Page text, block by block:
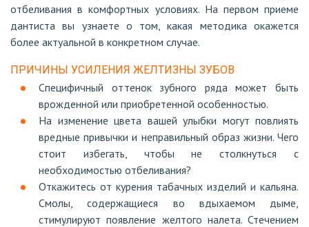
отбеливания в комфортных условиях. На первом приеме
дантиста вы узнаете о том, какая методика окажется
более актуальной в конкретном случае.
ПРИЧИНЫ УСИЛЕНИЯ ЖЕЛТИЗНЫ ЗУБОВ
Специфичный оттенок зубного ряда может быть
врожденной или приобретенной особенностью.
На изменение цвета вашей улыбки могут повлиять
вредные привычки и неправильный образ жизни. Чего
стоит избегать, чтобы не столкнуться с
необходимостью отбеливания?
Откажитесь от курения табачных изделий и кальяна.
Смолы, содержащиеся во вдыхаемом дыме,
стимулируют появление желтого налета. Стечением